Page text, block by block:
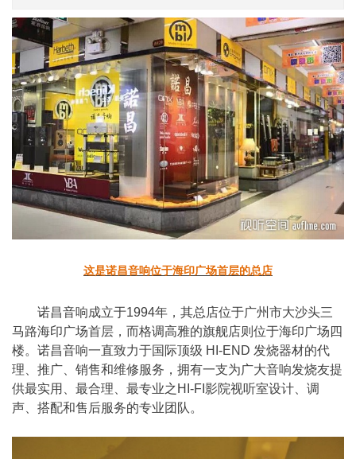
这是诺昌音响位于海印广场首层的总店
诺昌音响成立于1994年，其总店位于广州市大沙头三
马路海印广场首层，而格调高雅的旗舰店则位于海印广场四
楼。诺昌音响一直致力于国际顶级 HI-END 发烧器材的代
理、推广、销售和维修服务，拥有一支为广大音响发烧友提
供最实用、最合理、最专业之HI-FI影院视听室设计、调
声、搭配和售后服务的专业团队。